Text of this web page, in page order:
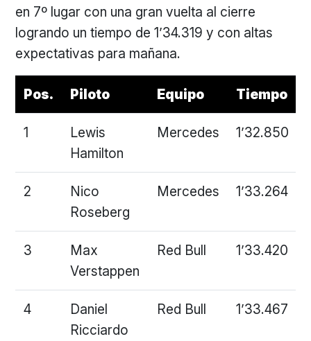
en 7º lugar con una gran vuelta al cierre
logrando un tiempo de 1’34.319 y con altas
expectativas para mañana.
Pos. Piloto Equipo Tiempo
1
Lewis
Hamilton
Mercedes 1’32.850
2
Nico
Roseberg
Mercedes 1’33.264
3
Max
Verstappen
Red Bull 1’33.420
4
Daniel
Ricciardo
Red Bull 1’33.467